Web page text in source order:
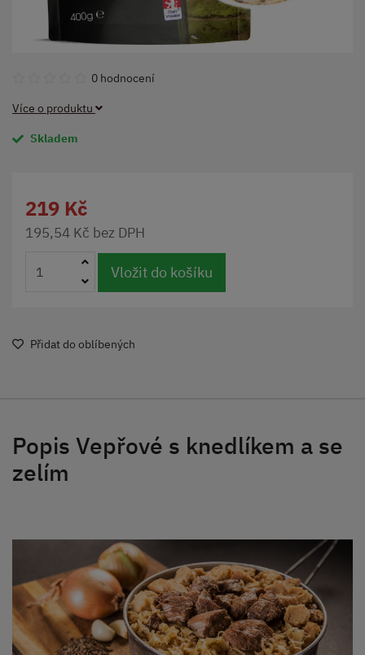
0 hodnocení
Více o produktu
Skladem
219 Kč
195,54 Kč bez DPH
Vložit do košíku
Přidat do oblíbených
Popis Vepřové s knedlíkem a se
zelím